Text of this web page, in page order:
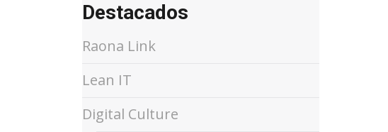
Destacados
Raona Link
Lean IT
Digital Culture